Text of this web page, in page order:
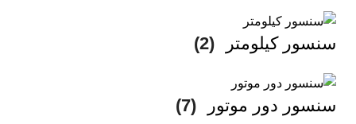
سنسور کیلومتر (2)
سنسور دور موتور (7)